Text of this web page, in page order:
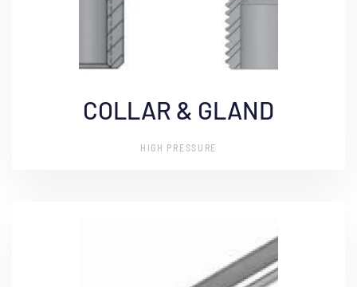
COLLAR & GLAND
HIGH PRESSURE